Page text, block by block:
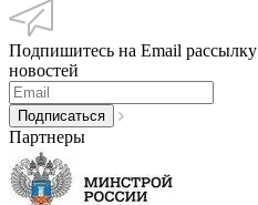
Подпишитесь на Email рассылку
новостей
Партнеры